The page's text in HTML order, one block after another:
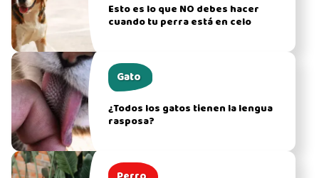
Esto es lo que NO debes hacer
cuando tu perra está en celo
Gato
¿Todos los gatos tienen la lengua
rasposa?